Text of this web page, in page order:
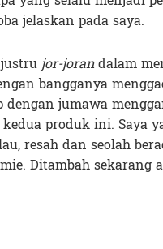
jelaskan pada saya.
jor-jorandalam
bangganya
dengan jumawa
produk ini. Saya
resah dan seolah
Ditambah sekarang